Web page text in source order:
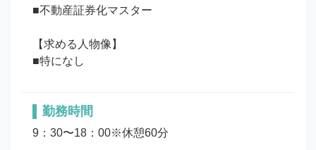
■不動産証券化マスター
【求める人物像】
勤務時間
9：30〜18：00※休憩60分